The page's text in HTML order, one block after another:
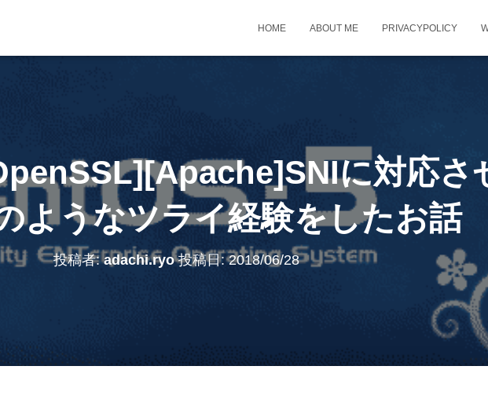
HOME ABOUT ME PRIVACYPOLICY
に対応さ
ようなツライ経験をしたお話
投稿者:adachi.ryo投稿日:2018/06/28